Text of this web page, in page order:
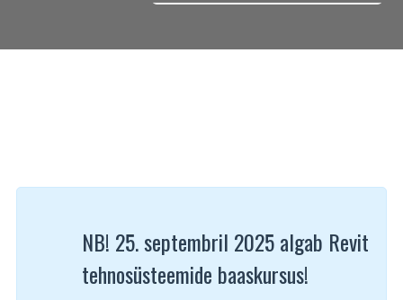
NB! 25. septembril 2025 algab Revit
tehnosüsteemide baaskursus!